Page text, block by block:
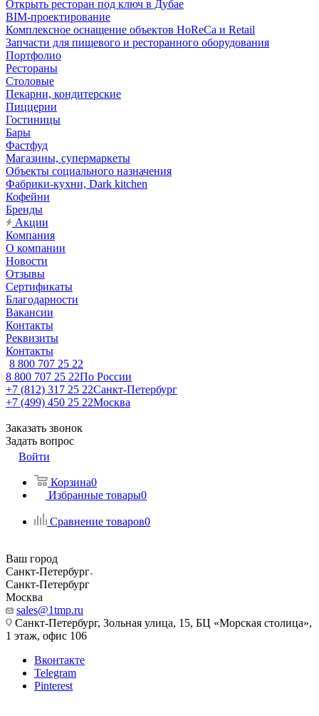
Открыть ресторан под ключ в Дубае
BIM-проектирование
Комплексное оснащение объектов HoReCa и Retail
Запчасти для пищевого и ресторанного оборудования
Портфолио
Рестораны
Столовые
Пекарни, кондитерские
Пиццерии
Гостиницы
Бары
Фастфуд
Магазины, супермаркеты
Объекты социального назначения
Фабрики-кухни, Dark kitchen
Кофейни
Бренды
Акции
Компания
О компании
Новости
Отзывы
Сертификаты
Благодарности
Вакансии
Контакты
Реквизиты
Контакты
8 800 707 25 22
8 800 707 25 22По России
+7 (812) 317 25 22Санкт-Петербург
+7 (499) 450 25 22Москва
Заказать звонок
Задать вопрос
Войти
Корзина0
Избранные товары0
Сравнение товаров0
Ваш город
Санкт-Петербург
Санкт-Петербург
Москва
sales@1tmp.ru
Санкт-Петербург, Зольная улица, 15, БЦ «Морская столица»,
1 этаж, офис 106
Вконтакте
Telegram
Pinterest